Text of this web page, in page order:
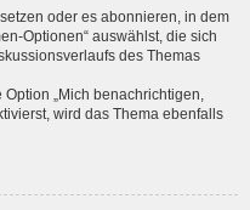
oder es abonnieren, in dem
Optionen“ auswählst, die sich
des Themas
„Mich benachrichtigen,
wird das Thema ebenfalls